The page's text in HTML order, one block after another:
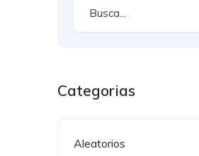
Categorias
Aleatorios